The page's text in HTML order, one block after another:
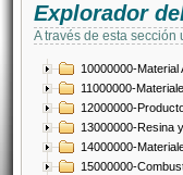
Explorador
A través de esta
10000000-
11000000-
12000000-
13000000-Resina
14000000-
15000000-